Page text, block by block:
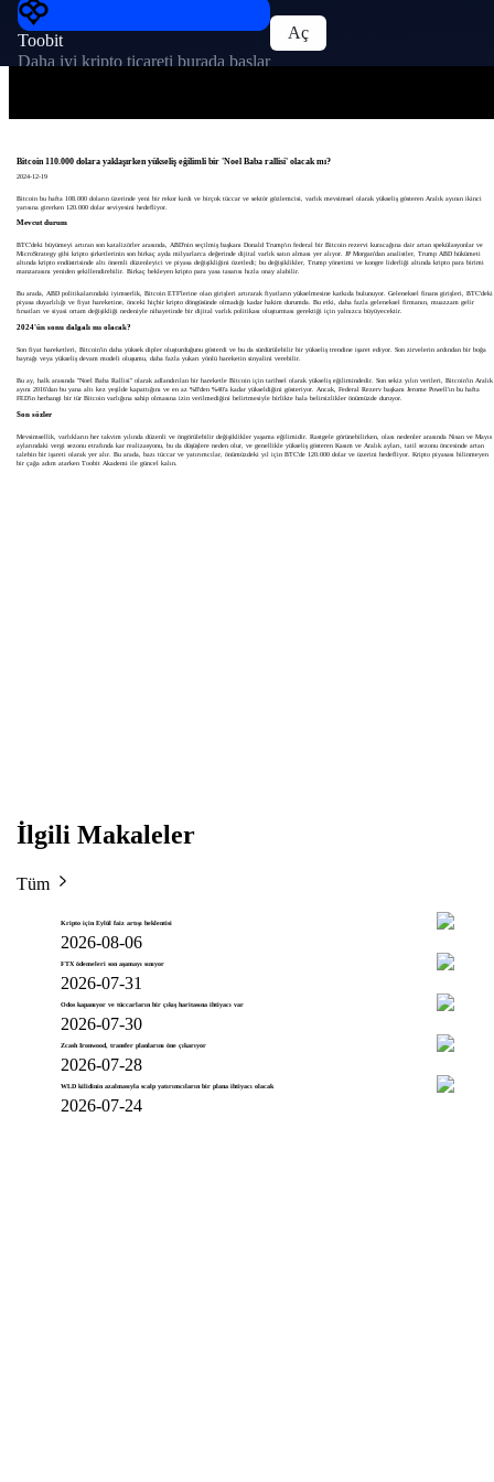
Toobit
Daha iyi kripto ticareti burada başlar
Aç
Bitcoin 110.000 dolara yaklaşırken yükseliş eğilimli bir 'Noel Baba rallisi' olacak mı?
2024-12-19
Bitcoin bu hafta 108.000 doların üzerinde yeni bir rekor kırdı ve birçok tüccar ve sektör gözlemcisi, varlık mevsimsel olarak yükseliş gösteren Aralık ayının ikinci
yarısına girerken 120.000 dolar seviyesini hedefliyor.
Mevcut durum
BTC'deki büyümeyi artıran son katalizörler arasında, ABD'nin seçilmiş başkanı Donald Trump'ın federal bir Bitcoin rezervi kuracağına dair artan spekülasyonlar ve
MicroStrategy gibi kripto şirketlerinin son birkaç ayda milyarlarca değerinde dijital varlık satın alması yer alıyor. JP Morgan'dan analistler, Trump ABD hükümeti
altında kripto endüstrisinde altı önemli düzenleyici ve piyasa değişikliğini özetledi; bu değişiklikler, Trump yönetimi ve kongre liderliği altında kripto para birimi
manzarasını yeniden şekillendirebilir. Birkaç bekleyen kripto para yasa tasarısı hızla onay alabilir.
Bu arada, ABD politikalarındaki iyimserlik, Bitcoin ETF'lerine olan girişleri artırarak fiyatların yükselmesine katkıda bulunuyor. Geleneksel finans girişleri, BTC'deki
piyasa duyarlılığı ve fiyat hareketine, önceki hiçbir kripto döngüsünde olmadığı kadar hakim durumda. Bu etki, daha fazla geleneksel firmanın, muazzam gelir
fırsatları ve siyasi ortam değişikliği nedeniyle nihayetinde bir dijital varlık politikası oluşturması gerektiği için yalnızca büyüyecektir.
2024'ün sonu dalgalı mı olacak?
Son fiyat hareketleri, Bitcoin'in daha yüksek dipler oluşturduğunu gösterdi ve bu da sürdürülebilir bir yükseliş trendine işaret ediyor. Son zirvelerin ardından bir boğa
bayrağı veya yükseliş devam modeli oluşumu, daha fazla yukarı yönlü hareketin sinyalini verebilir.
Bu ay, halk arasında "Noel Baba Rallisi" olarak adlandırılan bir hareketle Bitcoin için tarihsel olarak yükseliş eğilimindedir. Son sekiz yılın verileri, Bitcoin'in Aralık
ayını 2016'dan bu yana altı kez yeşilde kapattığını ve en az %8'den %40'a kadar yükseldiğini gösteriyor. Ancak, Federal Rezerv başkanı Jerome Powell'ın bu hafta
FED'in herhangi bir tür Bitcoin varlığına sahip olmasına izin verilmediğini belirtmesiyle birlikte hala belirsizlikler önümüzde duruyor.
Son sözler
Mevsimsellik, varlıkların her takvim yılında düzenli ve öngörülebilir değişiklikler yaşama eğilimidir. Rastgele görünebilirken, olası nedenler arasında Nisan ve Mayıs
aylarındaki vergi sezonu etrafında kar realizasyonu, bu da düşüşlere neden olur, ve genellikle yükseliş gösteren Kasım ve Aralık ayları, tatil sezonu öncesinde artan
talebin bir işareti olarak yer alır. Bu arada, bazı tüccar ve yatırımcılar, önümüzdeki yıl için BTC'de 120.000 dolar ve üzerini hedefliyor. Kripto piyasası bilinmeyen
bir çağa adım atarken Toobit Akademi ile güncel kalın.
İlgili Makaleler
Tüm
Kripto için Eylül faiz artışı beklentisi
2026-08-06
FTX ödemeleri son aşamayı sınıyor
2026-07-31
Odos kapanıyor ve tüccarların bir çıkış haritasına ihtiyacı var
2026-07-30
Zcash Ironwood, transfer planlarını öne çıkarıyor
2026-07-28
WLD kilidinin azalmasıyla scalp yatırımcıların bir plana ihtiyacı olacak
2026-07-24